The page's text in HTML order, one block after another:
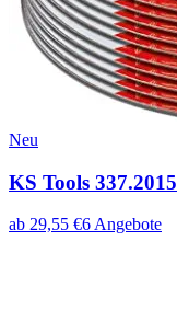
Neu
KS Tools 337.2015
ab 29,55 €6 Angebote